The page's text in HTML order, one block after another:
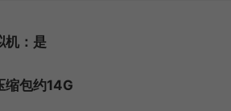
机：是
缩包约14G